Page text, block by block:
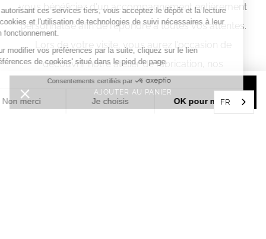
En autorisant ces services tiers, vous acceptez le dépôt et la lecture
de cookies et l'utilisation de technologies de suivi nécessaires à leur
bon fonctionnement.
Pour modifier vos préférences par la suite, cliquez sur le lien
'Préférences de cookies' situé dans le pied de page.
Consentements certifiés par
Non merci Je choisis OK pour moi
vous bénéficiez d'un accompagnement entièrement
personnalisé afin de répondre à toutes vos attentes.
Lors de votre visite, vous aurez l'occasion de
découvrir notre atelier de fabrication, nos
engagements éthiques ainsi que nos différents bijoux.
FR